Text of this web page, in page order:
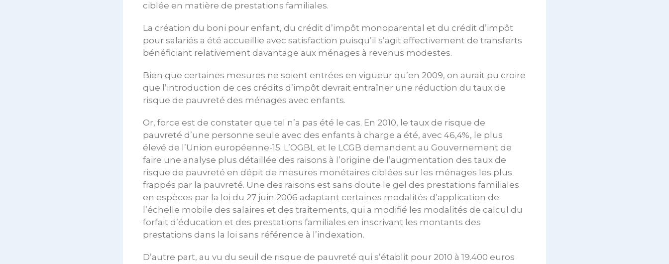
ciblée en matière de prestations familiales.
La création du boni pour enfant, du crédit d’impôt monoparental et du crédit d’impôt
pour salariés a été accueillie avec satisfaction puisqu’il s’agit effectivement de transferts
bénéficiant relativement davantage aux ménages à revenus modestes.
Bien que certaines mesures ne soient entrées en vigueur qu’en 2009, on aurait pu croire
que l’introduction de ces crédits d’impôt devrait entraîner une réduction du taux de
risque de pauvreté des ménages avec enfants.
Or, force est de constater que tel n’a pas été le cas. En 2010, le taux de risque de
pauvreté d’une personne seule avec des enfants à charge a été, avec 46,4%, le plus
élevé de l’Union européenne-15. L’OGBL et le LCGB demandent au Gouvernement de
faire une analyse plus détaillée des raisons à l’origine de l’augmentation des taux de
risque de pauvreté en dépit de mesures monétaires ciblées sur les ménages les plus
frappés par la pauvreté. Une des raisons est sans doute le gel des prestations familiales
en espèces par la loi du 27 juin 2006 adaptant certaines modalités d’application de
l’échelle mobile des salaires et des traitements, qui a modifié les modalités de calcul du
forfait d’éducation et des prestations familiales en inscrivant les montants des
prestations dans la loi sans référence à l’indexation.
D’autre part, au vu du seuil de risque de pauvreté qui s’établit pour 2010 à 19.400 euros